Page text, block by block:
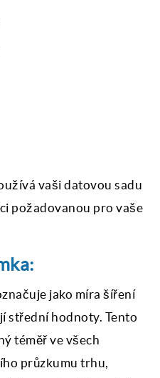
vaši datovou sadu
požadovanou pro vaše
jako míra šíření
střední hodnoty. Tento
téměř ve všech
průzkumu trhu,